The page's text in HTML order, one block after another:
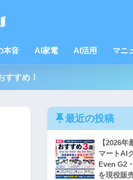
本音 AI家電 AI活用 マニ
すめ！
最近の投稿
【2026
マートAI
Even G2
を現役販